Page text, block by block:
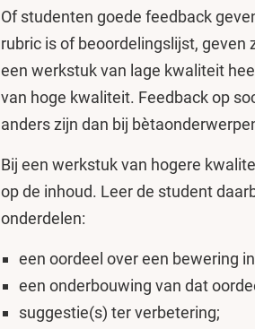
Of studenten goede feedback
rubric is of beoordelingslijst, geven
een werkstuk van lage kwaliteit
van hoge kwaliteit. Feedback op
anders zijn dan bij
Bij een werkstuk van hogere
op de inhoud. Leer de student
onderdelen:
een oordeel over een bewering
een onderbouwing van dat
suggestie(s) ter verbetering;